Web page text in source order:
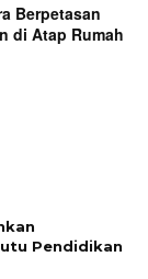
Berpetasan
di Atap Rumah
Pendidikan